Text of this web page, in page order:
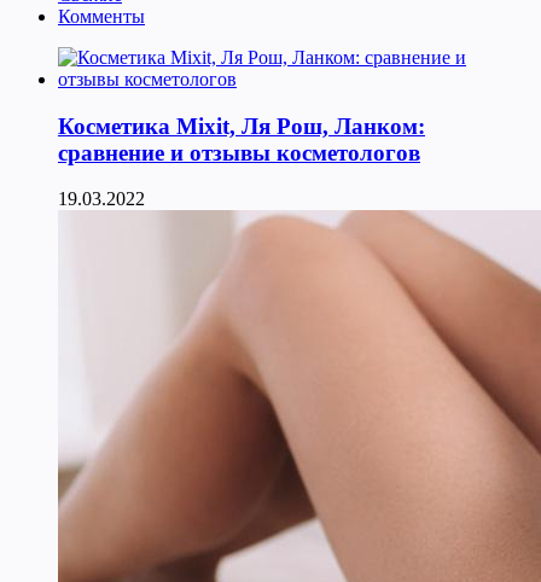
Комменты
Косметика Мixit, Ля Рош, Ланком:
сравнение и отзывы косметологов
19.03.2022